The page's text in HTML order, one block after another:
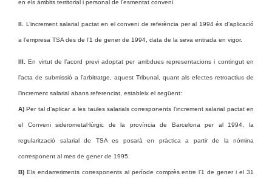
en els àmbits territorial i personal de l’esmentat conveni.
II. L’increment salarial pactat en el conveni de referència per al 1994 és d’aplicació
a l’empresa TSA des de l’1 de gener de 1994, data de la seva entrada en vigor.
III. En virtut de l’acord previ adoptat per ambdues representacions i contingut en
l’acta de submissió a l’arbitratge, aquest Tribunal, quant als efectes retroactius de
l’increment salarial abans referenciat, estableix el següent:
A) Per tal d’aplicar a les taules salarials corresponents l’increment salarial pactat en
el Conveni siderometal·lúrgic de la província de Barcelona per al 1994, la
regularització salarial de TSA es posarà en pràctica a partir de la nòmina
corresponent al mes de gener de 1995.
B) Els endarreriments corresponents al període comprès entre l’1 de gener i el 31